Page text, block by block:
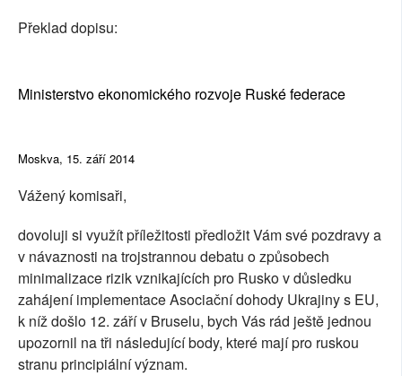
Překlad dopisu:
Ministerstvo ekonomického rozvoje Ruské federace
Moskva, 15. září 2014
Vážený komisaři,
dovoluji si využít příležitosti předložit Vám své pozdravy a
v návaznosti na trojstrannou debatu o způsobech
minimalizace rizik vznikajících pro Rusko v důsledku
zahájení implementace Asociační dohody Ukrajiny s EU,
k níž došlo 12. září v Bruselu, bych Vás rád ještě jednou
upozornil na tři následující body, které mají pro ruskou
stranu principiální význam.